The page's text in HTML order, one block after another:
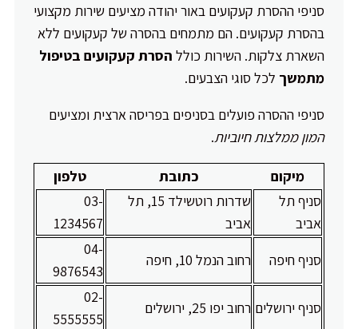
סניפי ההסרת קעקועים באור יהודה מציעים שירות מקצועי
בהסרת קעקועים. הם מתמחים בהסרה של קעקועים ללא
השארת צלקות. השירות כולל הסרת קעקועים בטיפול
מתמשך לכל סוגי הצבעים.
סניפי ההסרה פועלים בסניפים בפריסה ארצית ומציעים
המון ממלצות חיוביות.
מיקום כתובת
טלפון
סניף תל
אביב
שדרות רוטשילד 15, תל
אביב
03-
1234567
סניף חיפה
רחוב הנמל 10, חיפה
04-
9876543
סניף ירושלים רחוב יפו 25, ירושלים
02-
5555555